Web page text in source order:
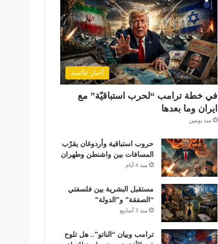
أخبار عالمية
في خطة ترامب “لحرب استباقيّة” مع
ايران وما بعدها
منذ يومين
حروب استباقية وأردوغان يقرّب
المسافات بين واشنطن وطهران
منذ 4 أيام
مستقبل البشرية بين فلسفتي
“الصفقة” و”الدولة”
منذ 3 أسابيع
ترامب وبيان “الناتو”.. هل تلوح